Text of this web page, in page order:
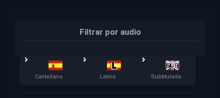
Filtrar por audio
Castellano Latino Subtitulada